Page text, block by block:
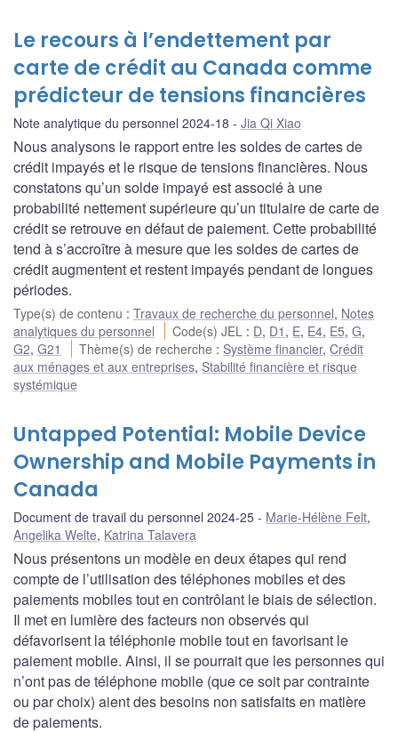
Le recours à l’endettement par
carte de crédit au Canada comme
prédicteur de tensions financières
Note analytique du personnel 2024-18 Jia Qi Xiao
Nous analysons le rapport entre les soldes de cartes de
crédit impayés et le risque de tensions financières. Nous
constatons qu’un solde impayé est associé à une
probabilité nettement supérieure qu’un titulaire de carte de
crédit se retrouve en défaut de paiement. Cette probabilité
tend à s’accroître à mesure que les soldes de cartes de
crédit augmentent et restent impayés pendant de longues
périodes.
Type(s) de contenu : Travaux de recherche du personnel, Notes
analytiques du personnel
Code(s) JEL : D, D1 , E, E4, E5,G,
G2, G21 Thème(s) de recherche : Système financier,Crédit
aux ménages et aux entreprises, Stabilité financière et risque
systémique
Untapped Potential: Mobile Device
Ownership and Mobile Payments in
Canada
Document de travail du personnel 2024-25 Marie-Hélène Felt,
Angelika Welte, Katrina Talavera
Nous présentons un modèle en deux étapes qui rend
compte de l’utilisation des téléphones mobiles et des
paiements mobiles tout en contrôlant le biais de sélection.
Il met en lumière des facteurs non observés qui
défavorisent la téléphonie mobile tout en favorisant le
paiement mobile. Ainsi, il se pourrait que les personnes qui
n’ont pas de téléphone mobile (que ce soit par contrainte
ou par choix) aient des besoins non satisfaits en matière
de paiements.